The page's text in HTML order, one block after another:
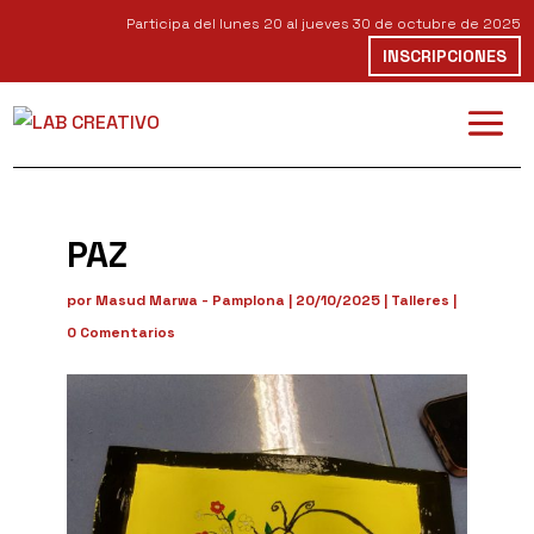
Participa del lunes 20 al jueves 30 de octubre de 2025
INSCRIPCIONES
PAZ
por Masud Marwa - Pamplona | 20/10/2025 | Talleres |
0 Comentarios